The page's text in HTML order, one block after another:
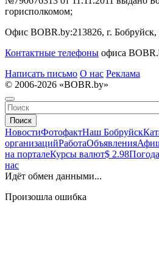
горисполкомом;
Офис BOBR.by:213826, г.
Контактные телефоны офиса
Написать письмо О нас Реклама
© 2006-2026 «BOBR.by»
Поиск
НовостиФотофактНаш Бобруйск
организацийРаботаОбъявления
на порталеКурсы валют$ 2.98Погода
нас
Идёт обмен данными...
Произошла ошибка